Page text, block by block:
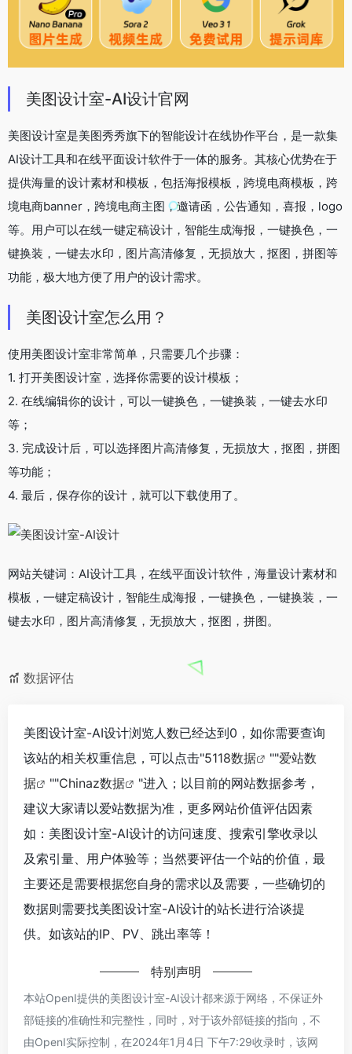
美图设计室-AI设计官网
美图设计室是美图秀秀旗下的智能设计在线协作平台，是一款集
AI设计工具和在线平面设计软件于一体的服务。其核心优势在于
提供海量的设计素材和模板，包括海报模板，跨境电商模板，跨
境电商banner，跨境电商主图，邀请函，公告通知，喜报，logo
等。用户可以在线一键定稿设计，智能生成海报，一键换色，一
键换装，一键去水印，图片高清修复，无损放大，抠图，拼图等
功能，极大地方便了用户的设计需求。
美图设计室怎么用？
使用美图设计室非常简单，只需要几个步骤：
1. 打开美图设计室，选择你需要的设计模板；
2. 在线编辑你的设计，可以一键换色，一键换装，一键去水印
等；
3. 完成设计后，可以选择图片高清修复，无损放大，抠图，拼图
等功能；
4. 最后，保存你的设计，就可以下载使用了。
网站关键词：AI设计工具，在线平面设计软件，海量设计素材和
模板，一键定稿设计，智能生成海报，一键换色，一键换装，一
键去水印，图片高清修复，无损放大，抠图，拼图。
数据评估
美图设计室-AI设计浏览人数已经达到0，如你需要查询
该站的相关权重信息，可以点击"5118数据 ""爱站数
据
""Chinaz数据
"进入；以目前的网站数据参考，
建议大家请以爱站数据为准，更多网站价值评估因素
如：美图设计室-AI设计的访问速度、搜索引擎收录以
及索引量、用户体验等；当然要评估一个站的价值，最
主要还是需要根据您自身的需求以及需要，一些确切的
数据则需要找美图设计室-AI设计的站长进行洽谈提
供。如该站的IP、PV、跳出率等！
特别声明
本站OpenI提供的美图设计室-AI设计都来源于网络，不保证外
部链接的准确性和完整性，同时，对于该外部链接的指向，不
由OpenI实际控制，在2024年1月4日 下午7:29收录时，该网